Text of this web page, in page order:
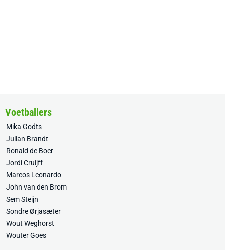
Voetballers
Mika Godts
Julian Brandt
Ronald de Boer
Jordi Cruijff
Marcos Leonardo
John van den Brom
Sem Steijn
Sondre Ørjasæter
Wout Weghorst
Wouter Goes